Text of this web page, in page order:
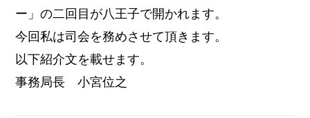
ー」の二回目が八王子で開かれます。
今回私は司会を務めさせて頂きます。
以下紹介文を載せます。
事務局長 小宮位之